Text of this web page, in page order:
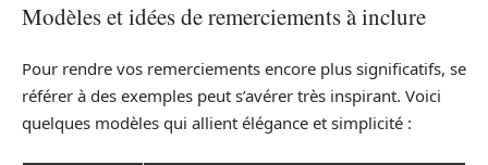
Modèles et idées de remerciements à inclure
Pour rendre vos remerciements encore plus significatifs, se
référer à des exemples peut s’avérer très inspirant. Voici
quelques modèles qui allient élégance et simplicité :